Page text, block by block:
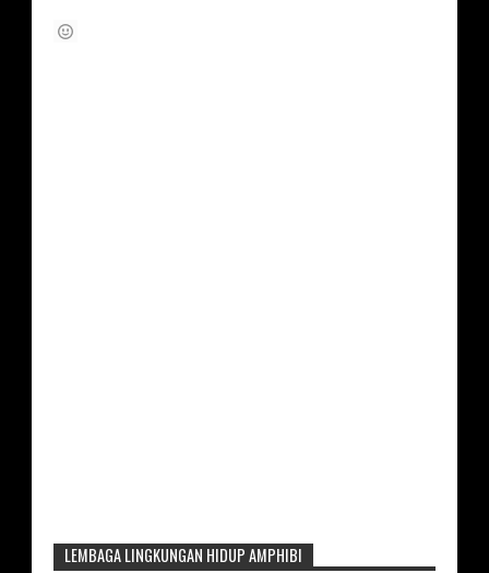
LEMBAGA LINGKUNGAN HIDUP AMPHIBI